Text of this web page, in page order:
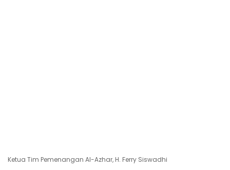
Ketua Tim Pemenangan Al-Azhar, H. Ferry Siswadhi